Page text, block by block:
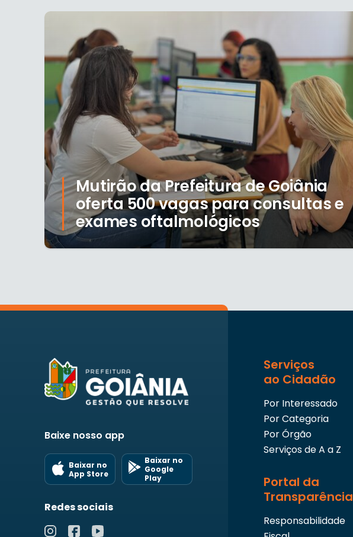
Mutirão da Prefeitura de Goiânia
oferta 500 vagas para consultas e
exames oftalmológicos
Baixe nosso app
Baixar no
App Store
Baixar no
Google
Play
Redes sociais
Serviços
ao Cidadão
Por Interessado
Por Categoria
Por Órgão
Serviços de A a Z
Portal da
Transparência
Responsabilidade